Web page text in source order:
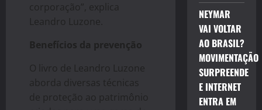
corporação”, explica
Leandro Luzone.
Benefícios da prevenção
O livro de Leandro Luzone
aborda diversas técnicas
de proteção ao patrimônio
NEYMAR
VAI VOLTAR
AO BRASIL?
MOVIMENTAÇÃO
SURPREENDE
E INTERNET
ENTRA EM